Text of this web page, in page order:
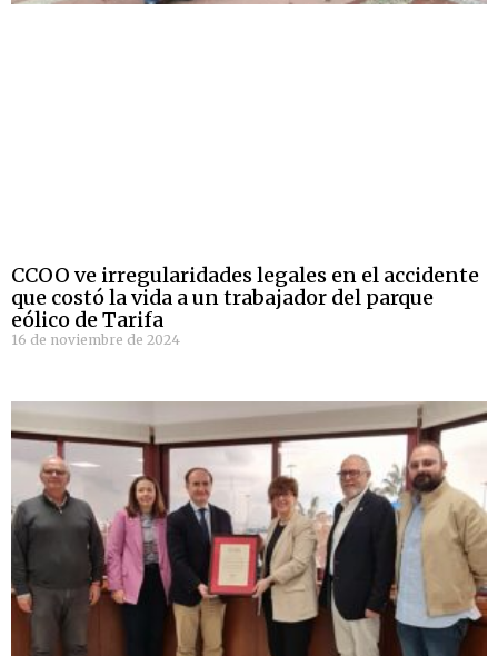
CCOO ve irregularidades legales en el accidente
que costó la vida a un trabajador del parque
eólico de Tarifa
16 de noviembre de 2024